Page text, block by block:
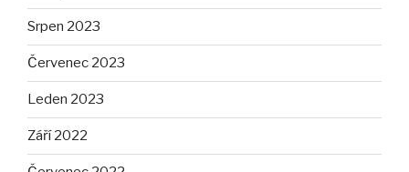
Srpen 2023
Červenec 2023
Leden 2023
Září 2022